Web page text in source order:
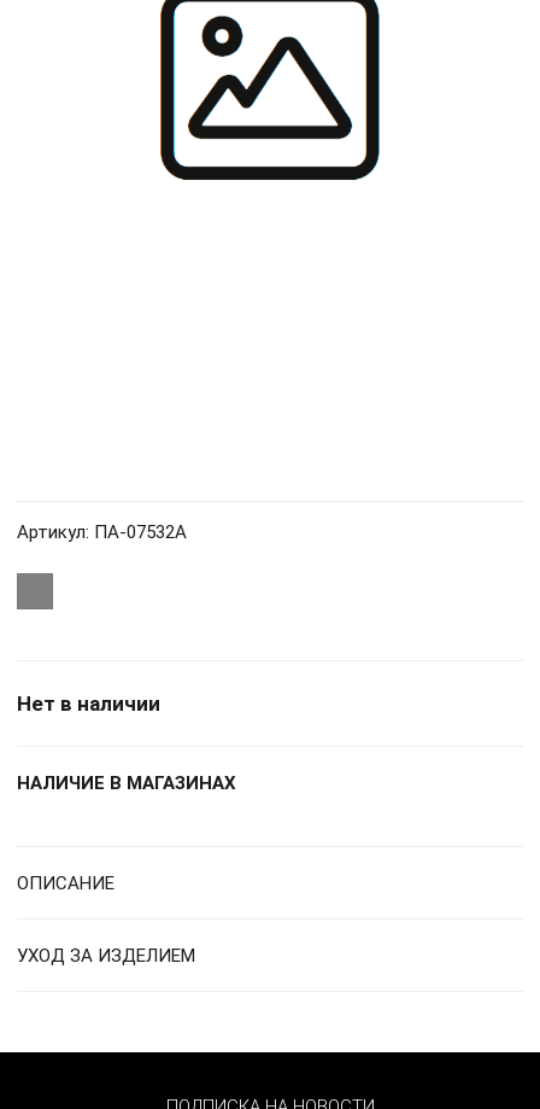
Артикул: ПА-07532А
Нет в наличии
НАЛИЧИЕ В МАГАЗИНАХ
ОПИСАНИЕ
УХОД ЗА ИЗДЕЛИЕМ